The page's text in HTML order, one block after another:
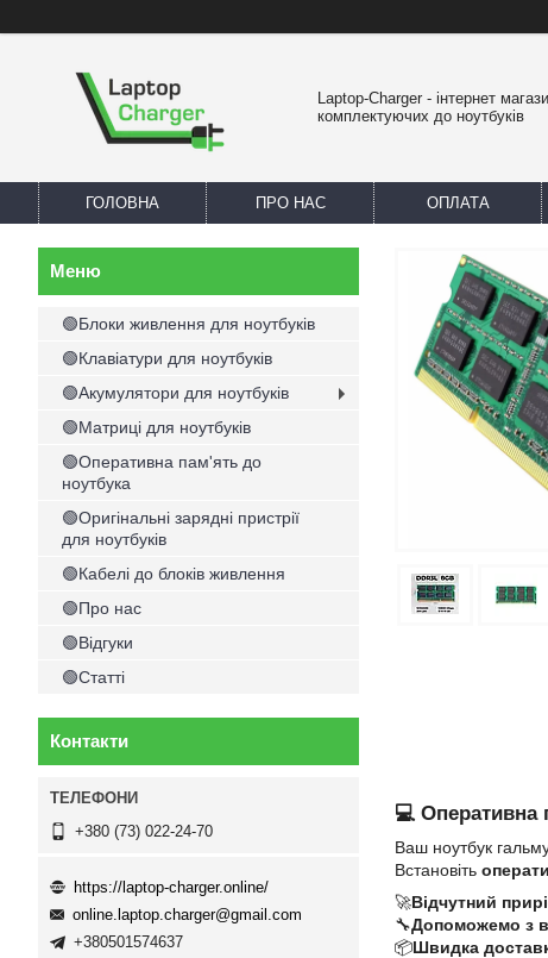
Laptop-Charger - інтернет
комплектуючих до ноутбуків
ГОЛОВНА ПРО НАС ОПЛАТА
💻 Оперативна
Ваш ноутбук
Встановіть
🚀Відчутний
🔧Допоможемо з
📦Швидка
🟢Блоки живлення для ноутбуків
🟢Клавіатури для ноутбуків
🟢Акумулятори для ноутбуків
🟢Матриці для ноутбуків
🟢Оперативна пам'ять до
ноутбука
🟢Оригінальні зарядні пристрії
для ноутбуків
🟢Кабелі до блоків живлення
🟢Про нас
🟢Відгуки
🟢Статті
Контакти
+380 (73) 022-24-70
https://laptop-charger.online/
online.laptop.charger@gmail.com
+380501574637